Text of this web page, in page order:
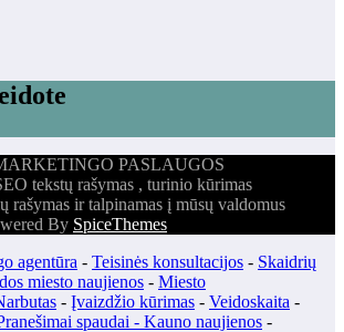
PASLAUGOS
tekstų rašymas , turinio kūrimas
rašymas ir talpinamas į mūsų valdomus
By SpiceThemes
agentūra - Teisinės konsultacijos - Skaidrių
miesto naujienos - Miesto
- Įvaizdžio kūrimas - Veidoskaita -
spaudai - Kauno naujienos -